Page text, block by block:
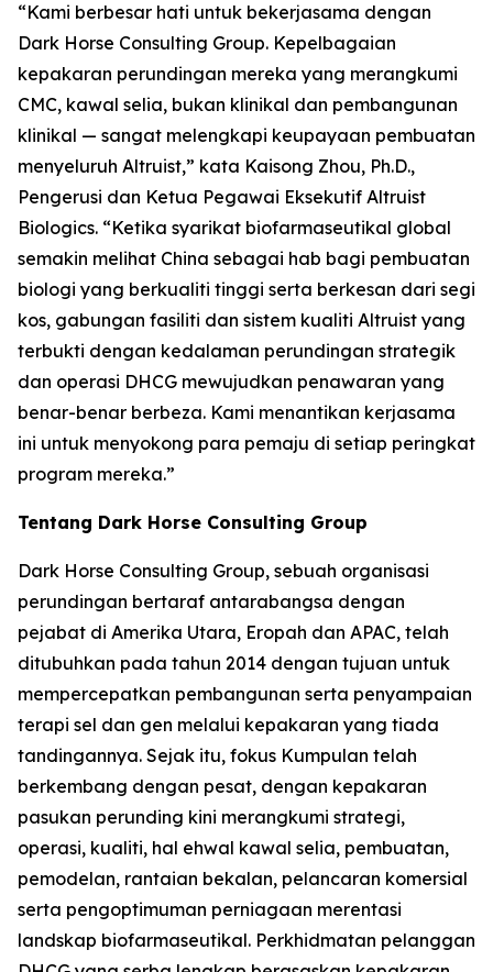
“Kami berbesar hati untuk bekerjasama dengan
Dark Horse Consulting Group. Kepelbagaian
kepakaran perundingan mereka yang merangkumi
CMC, kawal selia, bukan klinikal dan pembangunan
klinikal — sangat melengkapi keupayaan pembuatan
menyeluruh Altruist,” kata Kaisong Zhou, Ph.D.,
Pengerusi dan Ketua Pegawai Eksekutif Altruist
Biologics. “Ketika syarikat biofarmaseutikal global
semakin melihat China sebagai hab bagi pembuatan
biologi yang berkualiti tinggi serta berkesan dari segi
kos, gabungan fasiliti dan sistem kualiti Altruist yang
terbukti dengan kedalaman perundingan strategik
dan operasi DHCG mewujudkan penawaran yang
benar-benar berbeza. Kami menantikan kerjasama
ini untuk menyokong para pemaju di setiap peringkat
program mereka.”
Tentang Dark Horse Consulting Group
Dark Horse Consulting Group, sebuah organisasi
perundingan bertaraf antarabangsa dengan
pejabat di Amerika Utara, Eropah dan APAC, telah
ditubuhkan pada tahun 2014 dengan tujuan untuk
mempercepatkan pembangunan serta penyampaian
terapi sel dan gen melalui kepakaran yang tiada
tandingannya. Sejak itu, fokus Kumpulan telah
berkembang dengan pesat, dengan kepakaran
pasukan perunding kini merangkumi strategi,
operasi, kualiti, hal ehwal kawal selia, pembuatan,
pemodelan, rantaian bekalan, pelancaran komersial
serta pengoptimuman perniagaan merentasi
landskap biofarmaseutikal. Perkhidmatan pelanggan